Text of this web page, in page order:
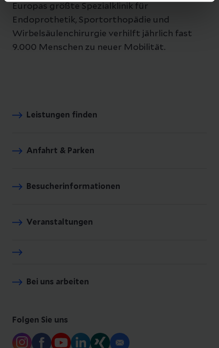
Europas größte Spezialklinik für
Endoprothetik, Sportorthopädie und
Wirbelsäulenchirurgie verhilft jährlich fast
9.000 Menschen zu neuer Mobilität.
Leistungen finden
Anfahrt & Parken
Besucherinformationen
Veranstaltungen
Bei uns arbeiten
Folgen Sie uns